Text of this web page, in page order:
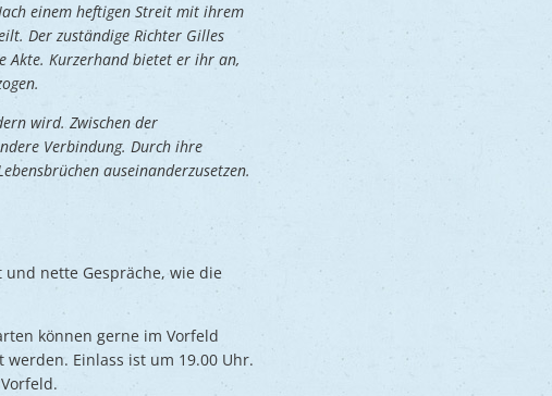
einem heftigen Streit mit ihrem
Der zuständige Richter Gilles
Akte. Kurzerhand bietet er ihr an,
wird. Zwischen der
Verbindung. Durch ihre
auseinanderzusetzen.
nette Gespräche, wie die
können gerne im Vorfeld
Einlass ist um 19.00 Uhr.